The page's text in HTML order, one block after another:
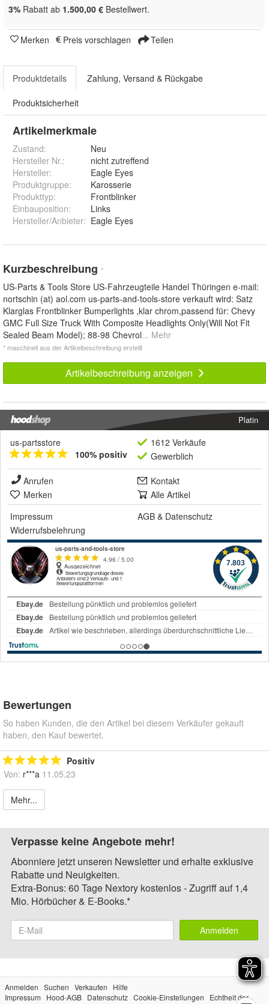
3% Rabatt ab 1.500,00 € Bestellwert.
Merken Preis vorschlagen Teilen
Produktdetails Zahlung, Versand & Rückgabe
Produktsicherheit
Artikelmerkmale
Zustand:
Neu
Hersteller Nr.:
nicht zutreffend
Hersteller:
Eagle Eyes
Produktgruppe:
Karosserie
Produkttyp:
Frontblinker
Einbauposition:
Links
Hersteller/Anbieter: Eagle Eyes
Kurzbeschreibung *
US-Parts & Tools Store US-Fahrzeugteile Handel Thüringen e-mail:
nortschin (at) aol.com us-parts-and-tools-store verkauft wird: Satz
Klarglas Frontblinker Bumperlights ,klar chrom,passend für: Chevy
GMC Full Size Truck With Composite Headlights Only(Will Not Fit
Sealed Beam Model); 88-98 Chevrol... Mehr
* maschinell aus der Artikelbeschreibung erstellt
Artikelbeschreibung anzeigen
Platin
us-partsstore
100% positiv
1612 Verkäufe
Gewerblich
Anrufen
Kontakt
Merken
Alle Artikel
Impressum
AGB & Datenschutz
Widerrufsbelehrung
Bewertungen
So haben Kunden, die den Artikel bei diesem Verkäufer gekauft
haben, den Kauf bewertet.
Positiv
Von: r***a 11.05.23
Mehr...
Verpasse keine Angebote mehr!
Abonniere jetzt unseren Newsletter und erhalte exklusive
Rabatte und Neuigkeiten.
Extra-Bonus: 60 Tage Nextory kostenlos - Zugriff auf 1,4
Mio. Hörbücher & E-Books.*
Anmelden
Anmelden Suchen Verkaufen
Hilfe
Impressum
Hood-AGB Datenschutz Cookie-Einstellungen
Echtheit der